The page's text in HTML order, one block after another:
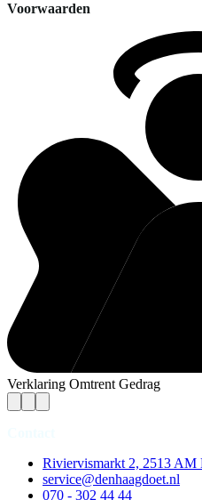
Voorwaarden
Verklaring Omtrent Gedrag
Riviervismarkt 2, 2513 AM
service@denhaagdoet.nl
070 - 302 44 44